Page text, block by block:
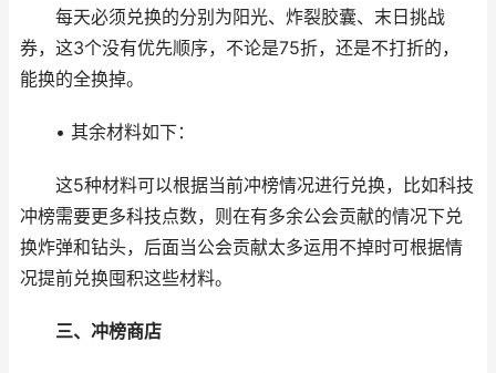
每天必须兑换的分别为阳光、炸裂胶囊、末日挑战
券，这3个没有优先顺序，不论是75折，还是不打折的，
能换的全换掉。
• 其余材料如下：
这5种材料可以根据当前冲榜情况进行兑换，比如科技
冲榜需要更多科技点数，则在有多余公会贡献的情况下兑
换炸弹和钻头，后面当公会贡献太多运用不掉时可根据情
况提前兑换囤积这些材料。
三、冲榜商店